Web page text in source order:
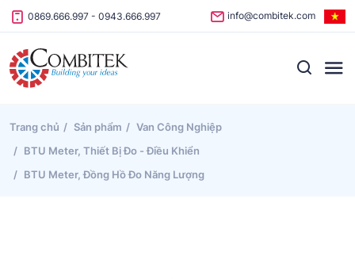
Skip to content
0869.666.997 - 0943.666.997 info@combitek.com
Trang chủ Sản phẩm
Van Công Nghiệp
BTU Meter, Thiết Bị Đo - Điều Khiển
BTU Meter, Đồng Hồ Đo Năng Lượng